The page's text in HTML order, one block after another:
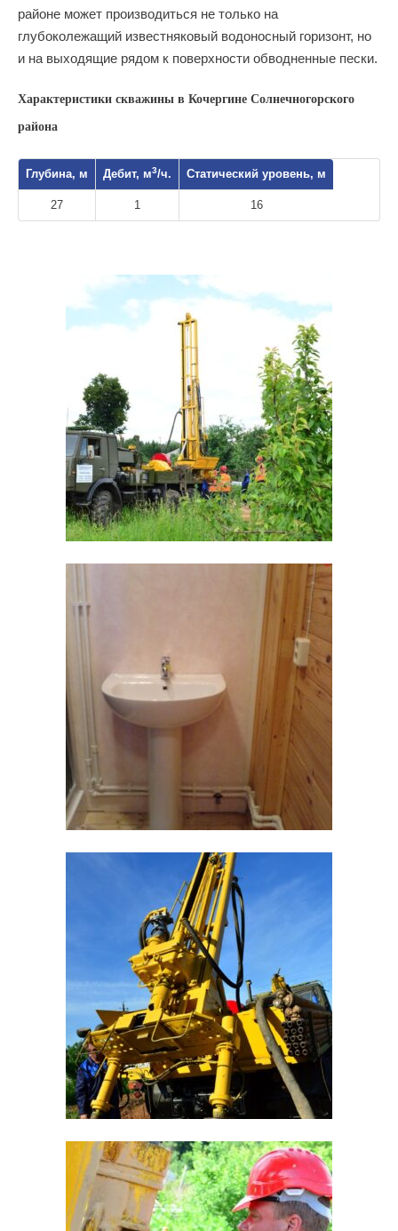
районе может производиться не только на
глубоколежащий известняковый водоносный горизонт, но
и на выходящие рядом к поверхности обводненные пески.
Характеристики скважины в Кочергине Солнечногорского
района
Глубина, м Дебит, м3/ч. Статический уровень, м
27 1 16